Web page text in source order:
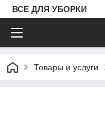
ВСЕ ДЛЯ УБОРКИ
Товары и услуги